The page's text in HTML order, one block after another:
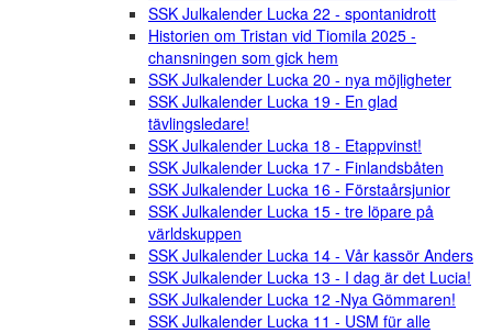
SSK Julkalender Lucka 22 - spontanidrott
Historien om Tristan vid Tiomila 2025 -
chansningen som gick hem
SSK Julkalender Lucka 20 - nya möjligheter
SSK Julkalender Lucka 19 - En glad
tävlingsledare!
SSK Julkalender Lucka 18 - Etappvinst!
SSK Julkalender Lucka 17 - Finlandsbåten
SSK Julkalender Lucka 16 - Förstaårsjunior
SSK Julkalender Lucka 15 - tre löpare på
världskuppen
SSK Julkalender Lucka 14 - Vår kassör Anders
SSK Julkalender Lucka 13 - I dag är det Lucia!
SSK Julkalender Lucka 12 -Nya Gömmaren!
SSK Julkalender Lucka 11 - USM für alle